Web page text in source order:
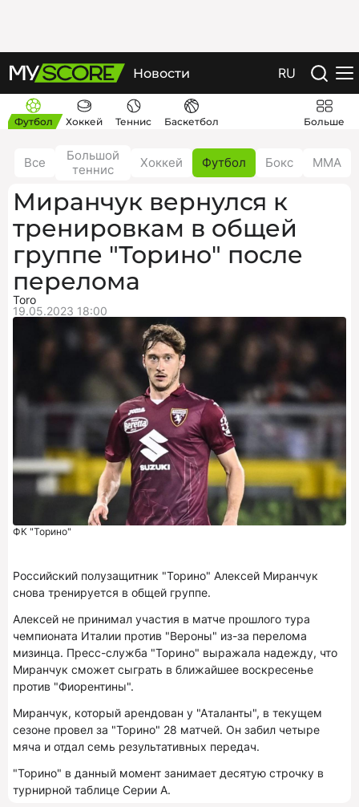
Новости RU
Футбол Хоккей Теннис Баскетбол Больше
Все
Большой
теннис
Хоккей Футбол Бокс ММА
Миранчук вернулся к
тренировкам в общей
группе "Торино" после
перелома
Toro
19.05.2023 18:00
ФК "Торино"
Российский полузащитник "Торино" Алексей Миранчук
снова тренируется в общей группе.
Алексей не принимал участия в матче прошлого тура
чемпионата Италии против "Вероны" из-за перелома
мизинца. Пресс-служба "Торино" выражала надежду, что
Миранчук сможет сыграть в ближайшее воскресенье
против "Фиорентины".
Миранчук, который арендован у "Аталанты", в текущем
сезоне провел за "Торино" 28 матчей. Он забил четыре
мяча и отдал семь результативных передач.
"Торино" в данный момент занимает десятую строчку в
турнирной таблице Серии А.